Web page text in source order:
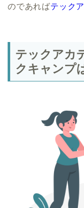
のであればテック
テックアカ
クキャンプ